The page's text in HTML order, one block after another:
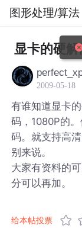
图形处理/算法
社区 图形
显卡的硬
2009-05-18
有谁知道显卡
码，1080P的
码。就支持高
别来说。
大家有资料的可
分可以再加。
给本帖投票